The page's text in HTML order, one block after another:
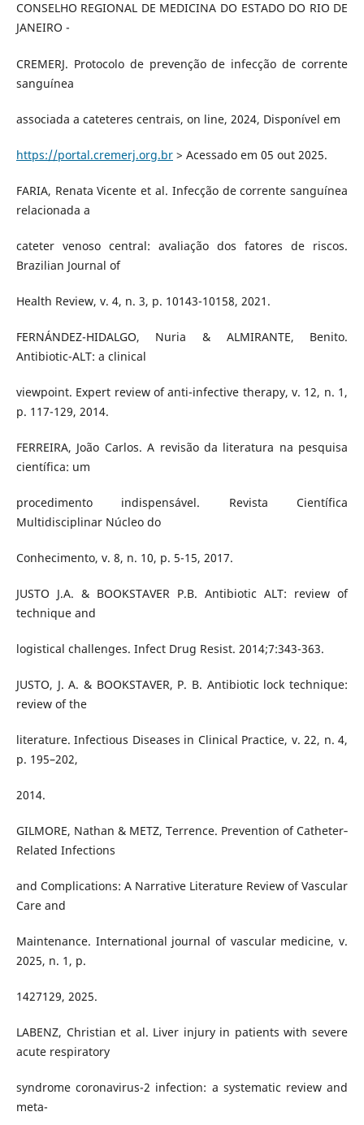
CONSELHO REGIONAL DE MEDICINA DO ESTADO DO RIO DE
JANEIRO -
CREMERJ. Protocolo de prevenção de infecção de corrente
sanguínea
associada a cateteres centrais, on line, 2024, Disponível em
https://portal.cremerj.org.br> Acessado em 05 out 2025.
FARIA, Renata Vicente et al. Infecção de corrente sanguínea
relacionada a
cateter venoso central: avaliação dos fatores de riscos.
Brazilian Journal of
Health Review, v. 4, n. 3, p. 10143-10158, 2021.
FERNÁNDEZ-HIDALGO, Nuria & ALMIRANTE, Benito.
Antibiotic-ALT: a clinical
viewpoint. Expert review of anti-infective therapy, v. 12, n. 1,
p. 117-129, 2014.
FERREIRA, João Carlos. A revisão da literatura na pesquisa
científica: um
procedimento indispensável. Revista Científica
Multidisciplinar Núcleo do
Conhecimento, v. 8, n. 10, p. 5-15, 2017.
JUSTO J.A. & BOOKSTAVER P.B. Antibiotic ALT: review of
technique and
logistical challenges. Infect Drug Resist. 2014;7:343-363.
JUSTO, J. A. & BOOKSTAVER, P. B. Antibiotic lock technique:
review of the
literature. Infectious Diseases in Clinical Practice, v. 22, n. 4,
p. 195–202,
2014.
GILMORE, Nathan & METZ, Terrence. Prevention of Catheter‐
Related Infections
and Complications: A Narrative Literature Review of Vascular
Care and
Maintenance. International journal of vascular medicine, v.
2025, n. 1, p.
1427129, 2025.
LABENZ, Christian et al. Liver injury in patients with severe
acute respiratory
syndrome coronavirus-2 infection: a systematic review and
meta-